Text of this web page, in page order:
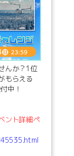
んか？1位
もらえる
中！
ント詳細ペ